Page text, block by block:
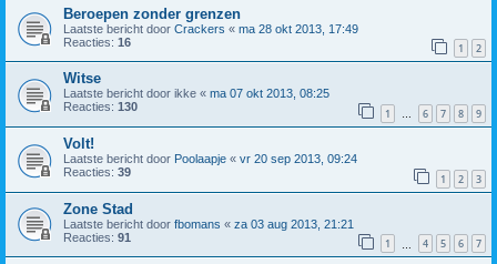
Beroepen zonder grenzen
Laatste bericht door Crackers « ma 28 okt 2013, 17:49
Reacties: 16 1 2
Witse
Laatste bericht door ikke « ma 07 okt 2013, 08:25
Reacties: 130 1 … 6 7 8 9
Volt!
Laatste bericht door Poolaapje « vr 20 sep 2013, 09:24
Reacties: 39 1 2 3
Zone Stad
Laatste bericht door fbomans « za 03 aug 2013, 21:21
Reacties: 91 1 4 5 6 7